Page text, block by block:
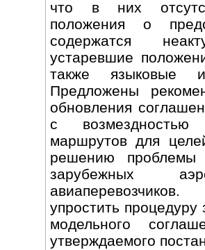
что в них
положения о
содержатся
устаревшие
также языковые и
Предложены
обновления
с возмездностью
маршрутов для
решению проблемы
зарубежных
упростить
модельного
утверждаемого